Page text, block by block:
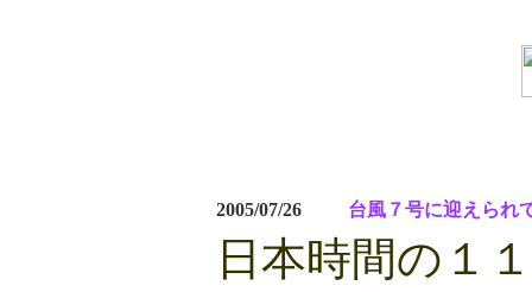
2005/07/26 台風７号に迎えられ
日本時間の１